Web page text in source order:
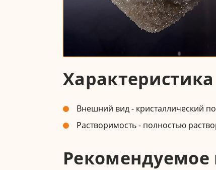
Внешний вид - кристаллический
Растворимость - полностью
Рекомендуемое